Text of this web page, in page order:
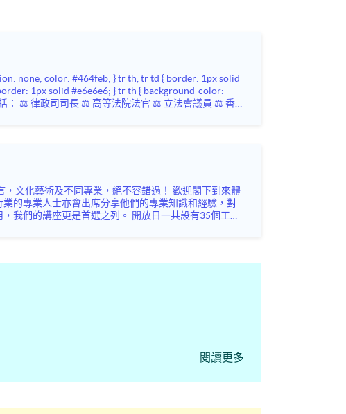
的專業人士亦會出席分享他們的專業知識和經驗，對
之列。 開放日一共設有35個工作
閱讀更多